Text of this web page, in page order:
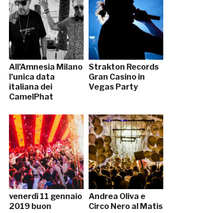
All’Amnesia Milano
l’unica data
italiana dei
CamelPhat
Strakton Records
Gran Casino in
Vegas Party
venerdì 11 gennaio
2019 buon
Andrea Oliva e
Circo Nero al Matis